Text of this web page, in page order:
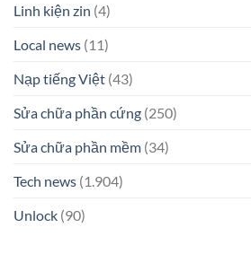
Linh kiện zin (4)
Local news (11)
Nạp tiếng Việt (43)
Sửa chữa phần cứng (250)
Sửa chữa phần mềm (34)
Tech news (1.904)
Unlock (90)